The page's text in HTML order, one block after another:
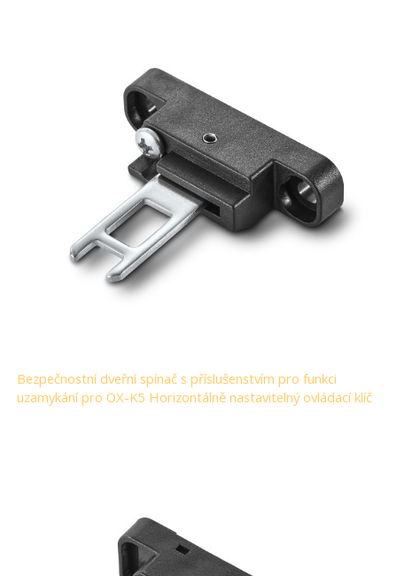
Bezpečnostní dveřní spínač s příslušenstvím pro funkci
uzamykání pro OX-K5 Horizontálně nastavitelný ovládací klíč